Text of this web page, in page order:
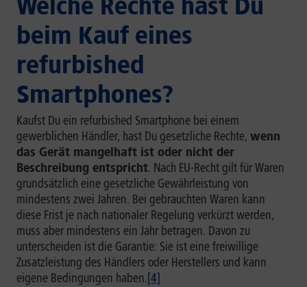
Welche Rechte hast Du
beim Kauf eines
refurbished
Smartphones?
Kaufst Du ein refurbished Smartphone bei einem
gewerblichen Händler, hast Du gesetzliche Rechte, wenn
das Gerät mangelhaft ist oder nicht der
Beschreibung entspricht. Nach EU-Recht gilt für Waren
grundsätzlich eine gesetzliche Gewährleistung von
mindestens zwei Jahren. Bei gebrauchten Waren kann
diese Frist je nach nationaler Regelung verkürzt werden,
muss aber mindestens ein Jahr betragen. Davon zu
unterscheiden ist die Garantie: Sie ist eine freiwillige
Zusatzleistung des Händlers oder Herstellers und kann
eigene Bedingungen haben.[4]